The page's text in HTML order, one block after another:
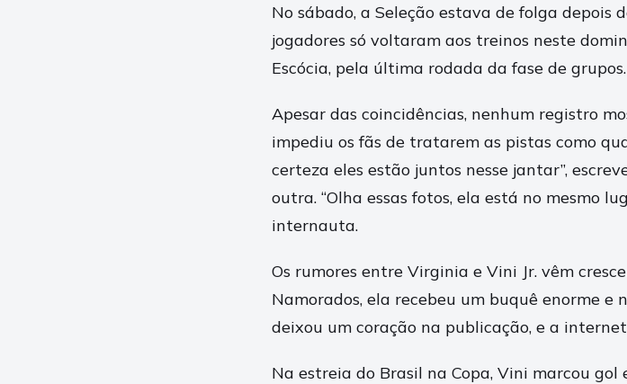
No sábado, a Seleção estava de folga depois
jogadores só voltaram aos treinos neste
Escócia, pela última rodada da fase de grupos.
Apesar das coincidências, nenhum registro
impediu os fãs de tratarem as pistas como
certeza eles estão juntos nesse jantar”,
outra. “Olha essas fotos, ela está no mesmo
internauta.
Os rumores entre Virginia e Vini Jr. vêm
Namorados, ela recebeu um buquê enorme e
deixou um coração na publicação, e a
Na estreia do Brasil na Copa, Vini marcou